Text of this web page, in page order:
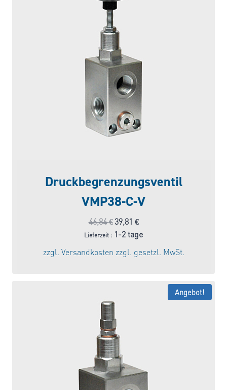
Druckbegrenzungsventil
VMP38-C-V
46,84€Ursprünglicher
Preis
war:
46,84 €
39,81 €Aktueller
Preis
Lieferzeit : 1-2 tage
zzgl. Versandkosten zzgl. gesetzl. MwSt.
Angebot!